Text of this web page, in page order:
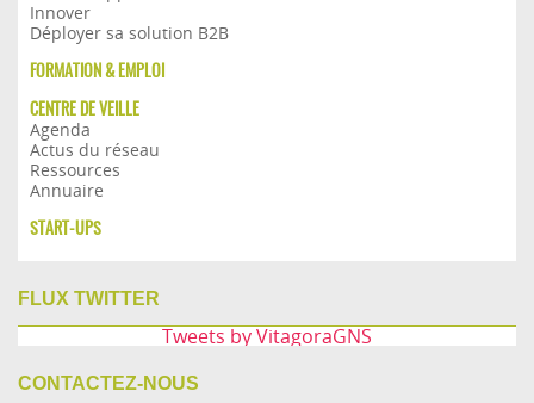
Innover
Déployer sa solution B2B
FORMATION & EMPLOI
CENTRE DE VEILLE
Agenda
Actus du réseau
Ressources
Annuaire
START-UPS
FLUX TWITTER
Tweets by VitagoraGNS
CONTACTEZ-NOUS